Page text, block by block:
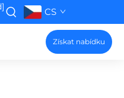
CS
Získat nabídku